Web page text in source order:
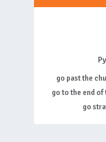
go past the
go to the end of
go